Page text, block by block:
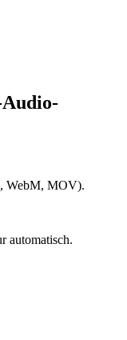
Audio-
WebM, MOV).
automatisch.